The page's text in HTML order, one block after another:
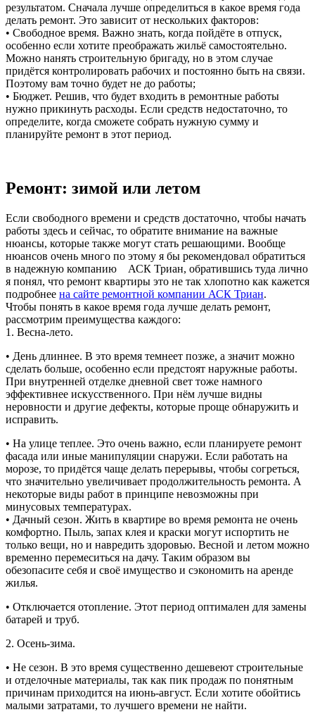
результатом. Сначала лучше определиться в какое время года
делать ремонт. Это зависит от нескольких факторов:
• Свободное время. Важно знать, когда пойдёте в отпуск,
особенно если хотите преображать жильё самостоятельно.
Можно нанять строительную бригаду, но в этом случае
придётся контролировать рабочих и постоянно быть на связи.
Поэтому вам точно будет не до работы;
• Бюджет. Решив, что будет входить в ремонтные работы
нужно прикинуть расходы. Если средств недостаточно, то
определите, когда сможете собрать нужную сумму и
планируйте ремонт в этот период.
Ремонт: зимой или летом
Если свободного времени и средств достаточно, чтобы начать
работы здесь и сейчас, то обратите внимание на важные
нюансы, которые также могут стать решающими. Вообще
нюансов очень много по этому я бы рекомендовал обратиться
в надежную компанию АСК Триан, обратившись туда лично
я понял, что ремонт квартиры это не так хлопотно как кажется
подробнее на сайте ремонтной компании АСК Триан.
Чтобы понять в какое время года лучше делать ремонт,
рассмотрим преимущества каждого:
1. Весна-лето.
• День длиннее. В это время темнеет позже, а значит можно
сделать больше, особенно если предстоят наружные работы.
При внутренней отделке дневной свет тоже намного
эффективнее искусственного. При нём лучше видны
неровности и другие дефекты, которые проще обнаружить и
исправить.
• На улице теплее. Это очень важно, если планируете ремонт
фасада или иные манипуляции снаружи. Если работать на
морозе, то придётся чаще делать перерывы, чтобы согреться,
что значительно увеличивает продолжительность ремонта. А
некоторые виды работ в принципе невозможны при
минусовых температурах.
• Дачный сезон. Жить в квартире во время ремонта не очень
комфортно. Пыль, запах клея и краски могут испортить не
только вещи, но и навредить здоровью. Весной и летом можно
временно перемеситься на дачу. Таким образом вы
обезопасите себя и своё имущество и сэкономить на аренде
жилья.
• Отключается отопление. Этот период оптимален для замены
батарей и труб.
2. Осень-зима.
• Не сезон. В это время существенно дешевеют строительные
и отделочные материалы, так как пик продаж по понятным
причинам приходится на июнь-август. Если хотите обойтись
малыми затратами, то лучшего времени не найти.